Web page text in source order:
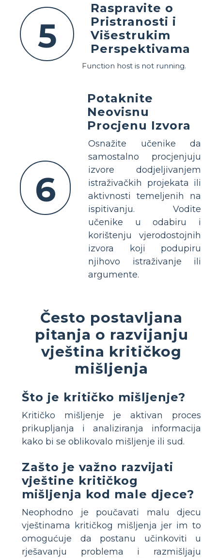
5
Raspravite o
Pristranosti i
Višestrukim
Perspektivama
Function host is not running.
6
Potaknite
Neovisnu
Procjenu Izvora
Osnažite učenike da
samostalno procjenjuju
izvore dodjeljivanjem
istraživačkih projekata ili
aktivnosti temeljenih na
ispitivanju. Vodite
učenike u odabiru i
korištenju vjerodostojnih
izvora koji podupiru
njihovo istraživanje ili
argumente.
Često postavljana
pitanja o razvijanju
vještina kritičkog
mišljenja
Što je kritičko mišljenje?
Kritičko mišljenje je aktivan proces
prikupljanja i analiziranja informacija
kako bi se oblikovalo mišljenje ili sud.
Zašto je važno razvijati
vještine kritičkog
mišljenja kod male djece?
Neophodno je poučavati malu djecu
vještinama kritičkog mišljenja jer im to
omogućuje da postanu učinkoviti u
rješavanju problema i razmišljaju